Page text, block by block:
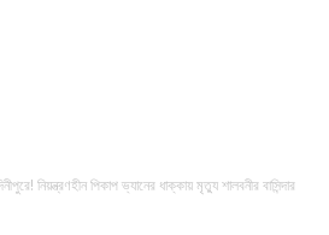
নিয়ন্ত্রণহীন পিকাপ ভ্যানের ধাক্কায় মৃত্যু শালবনীর বাসিন্দার